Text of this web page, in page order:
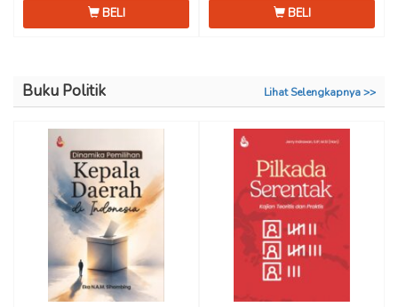
BELI BELI
Buku Politik Lihat Selengkapnya >>